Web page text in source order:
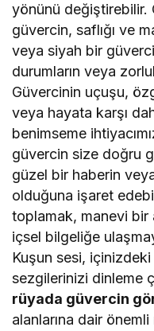
yönünü değiştirebilir.
güvercin, saflığı ve
veya siyah bir
durumların veya
Güvercinin uçuşu,
veya hayata karşı
benimseme
güvercin size doğru
güzel bir haberin
olduğuna işaret
toplamak, manevi bir
içsel bilgeliğe
Kuşun sesi,
sezgilerinizi dinleme
rüyada güvercin
alanlarına dair